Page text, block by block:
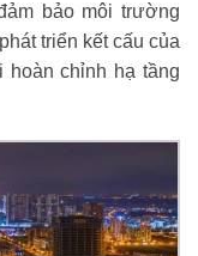
bảo môi trường
triển kết cấu của
chỉnh hạ tầng